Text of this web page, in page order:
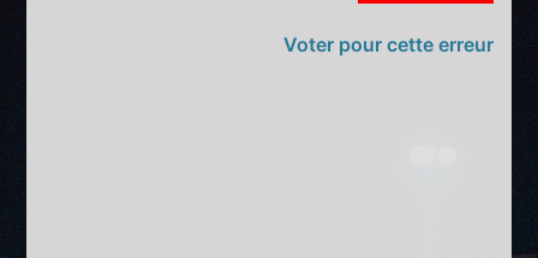
Voter pour cette erreur